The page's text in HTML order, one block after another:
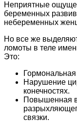
Неприятные
беременных
небеременных
Но все же
ломоты в теле
Это:
Нарушение
конечностях.
Повышенная
связки.